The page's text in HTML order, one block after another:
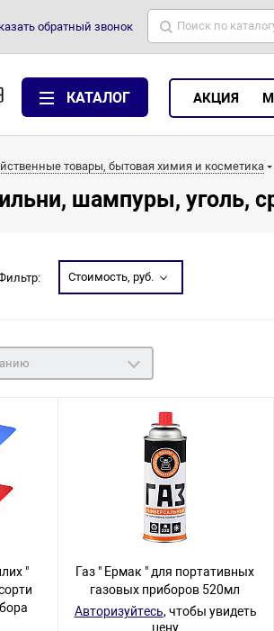
обратный звонок
КАТАЛОГ АКЦИЯ
товары, бытовая химия и косметика
шампуры, уголь,
Стоимость, руб.
"
Газ " Ермак " для портативных
газовых приборов 520мл
Авторизуйтесь, чтобы увидеть
цену